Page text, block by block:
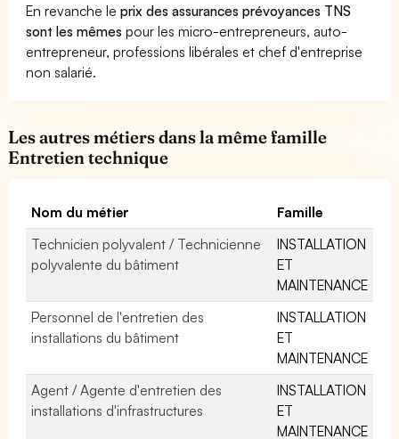
En revanche leprix des assurances prévoyances TNS
sont les mêmes pour les micro-entrepreneurs, auto-
entrepreneur, professions libérales et chef d'entreprise
non salarié.
Les autres métiers dans la même famille
Entretien technique
Nom du métier
Famille
Technicien polyvalent / Technicienne
polyvalente du bâtiment
INSTALLATION
ET
MAINTENANCE
Personnel de l'entretien des
installations du bâtiment
INSTALLATION
ET
MAINTENANCE
Agent / Agente d'entretien des
installations d'infrastructures
INSTALLATION
ET
MAINTENANCE